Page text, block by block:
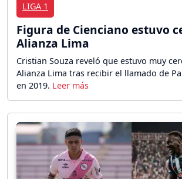
LIGA 1
Figura de Cienciano estuvo
Alianza Lima
Cristian Souza reveló que estuvo muy
Alianza Lima tras recibir el llamado de
en 2019.